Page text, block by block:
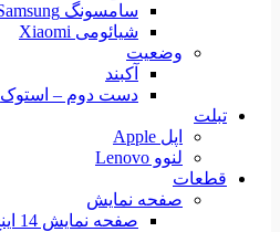
سامسونگ Samsung
شیائومی Xiaomi
وضعیت
آکبند
دست دوم – استوک
تبلت
اپل Apple
لنوو Lenovo
قطعات
صفحه نمایش
صفحه نمایش 14 اینچ